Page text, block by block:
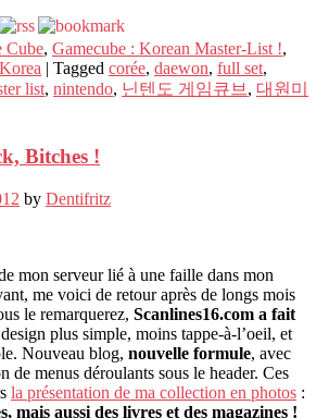
Cube, Gamecube : Korean Master-List !,
| Tagged corée, daewon, full set,
list, nintendo, 닌텐도 게임큐브 , 대원미
Bitches !
by Dentifritz
mon serveur lié à une faille dans mon
me voici de retour après de longs mois
le remarquerez, Scanlines16.com a fait
plus simple, moins tappe-à-l’oeil, et
Nouveau blog, nouvelle formule, avec
de menus déroulants sous le header. Ces
la présentation de ma collection en photos :
mais aussi des livres et des magazines !